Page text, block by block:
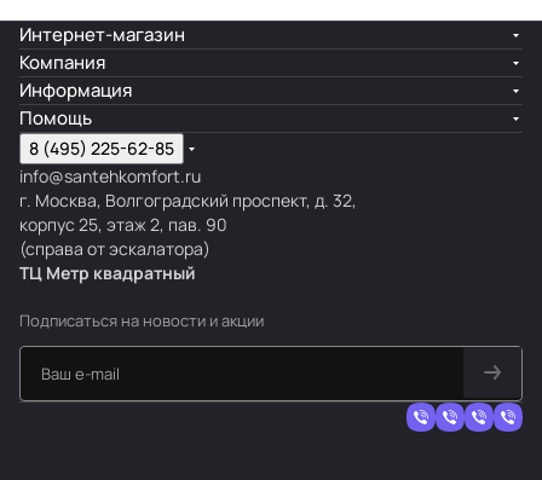
u
s
W
o
o
d
Интернет-магазин
Компания
Информация
Помощь
8 (495) 225-62-85
info@santehkomfort.ru
г. Москва, Волгоградский проспект, д. 32,
корпус 25, этаж 2, пав. 90
(справа от эскалатора)
ТЦ Метр квадратный
Подписаться на новости и акции